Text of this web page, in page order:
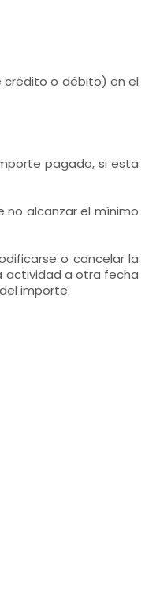
crédito o débito) en el
pagado, si esta
no alcanzar el mínimo
o cancelar la
actividad a otra fecha
importe.